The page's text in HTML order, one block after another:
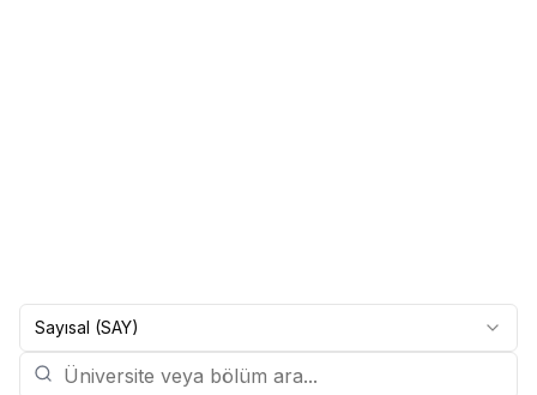
Sayısal (SAY)